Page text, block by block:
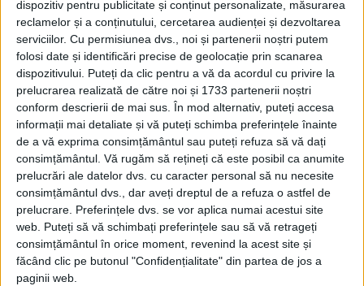
dispozitiv pentru publicitate și conținut personalizate, măsurarea
reclamelor și a conținutului, cercetarea audienței și dezvoltarea
serviciilor. Cu permisiunea dvs., noi și partenerii noștri putem
folosi date și identificări precise de geolocație prin scanarea
dispozitivului. Puteți da clic pentru a vă da acordul cu privire la
prelucrarea realizată de către noi și 1733 partenerii noștri
conform descrierii de mai sus. În mod alternativ, puteți accesa
informații mai detaliate și vă puteți schimba preferințele înainte
de a vă exprima consimțământul sau puteți refuza să vă dați
consimțământul. Vă rugăm să rețineți că este posibil ca anumite
prelucrări ale datelor dvs. cu caracter personal să nu necesite
consimțământul dvs., dar aveți dreptul de a refuza o astfel de
prelucrare. Preferințele dvs. se vor aplica numai acestui site
web. Puteți să vă schimbați preferințele sau să vă retrageți
consimțământul în orice moment, revenind la acest site și
făcând clic pe butonul "Confidențialitate" din partea de jos a
paginii web.
SCURGERILE DIN CONDUCTE
Organizația Tratatului Atlanticului de Nord
(NATO) a emis o declarație în care a afirmat
că scurgerile sunt de „profundă
îngrijorare” și că, în cazul în care daunele
au fost cauzate de sabotaj, acestea vor fi
întâmpinate cu un „răspuns unit și
hotărât”.